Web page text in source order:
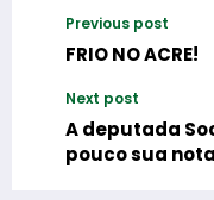
Previous post
FRIO NO ACRE!
Next post
A deputada
pouco sua